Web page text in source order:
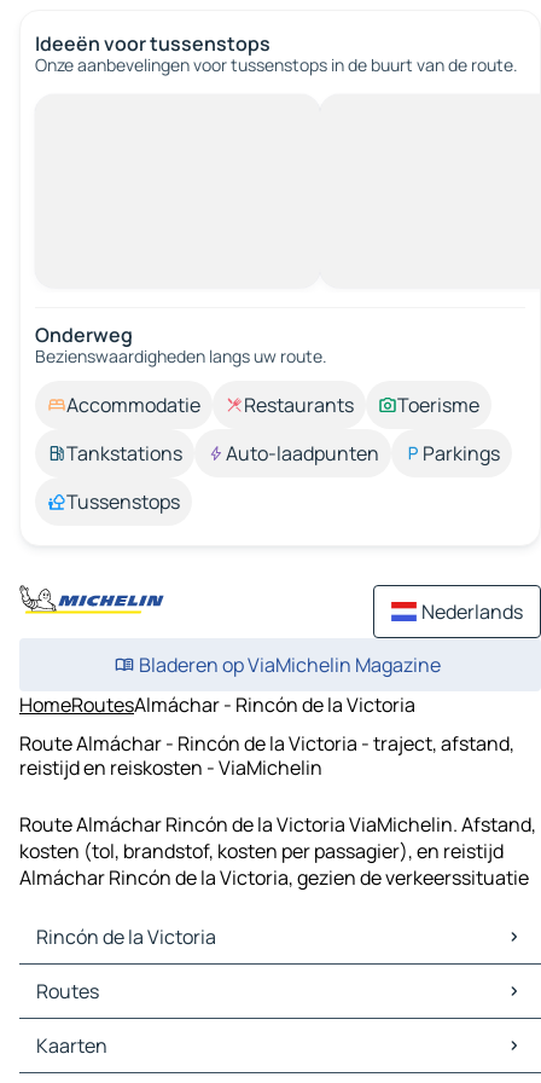
Ideeën voor tussenstops
Onze aanbevelingen voor tussenstops in de buurt van de route.
Onderweg
Bezienswaardigheden langs uw route.
Accommodatie Restaurants
Toerisme
Tankstations
Auto-laadpunten
Parkings
Tussenstops
Nederlands
Bladeren op ViaMichelin Magazine
HomeRoutesAlmáchar - Rincón de la Victoria
Route Almáchar - Rincón de la Victoria - traject, afstand,
reistijd en reiskosten - ViaMichelin
Route Almáchar Rincón de la Victoria ViaMichelin. Afstand,
kosten (tol, brandstof, kosten per passagier), en reistijd
Almáchar Rincón de la Victoria, gezien de verkeerssituatie
Rincón de la Victoria
Rincón de la Victoria Kaarten
Rincón de la Victoria Verkeer
Rincón de la Victoria Hotels
Rincón de la Victoria Restaurants
Routes
Routes Rincón de la Victoria - Málaga
Routes Rincón de la Victoria - Vélez-Málaga
Kaarten